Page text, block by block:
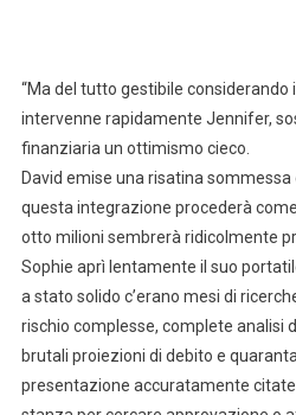
“Ma del tutto gestibile considerando
intervenne rapidamente Jennifer,
finanziaria un ottimismo cieco.
David emise una risatina sommessa
questa integrazione procederà
otto milioni sembrerà ridicolmente
Sophie aprì lentamente il suo
a stato solido c’erano mesi di
rischio complesse, complete analisi
brutali proiezioni di debito e
presentazione accuratamente